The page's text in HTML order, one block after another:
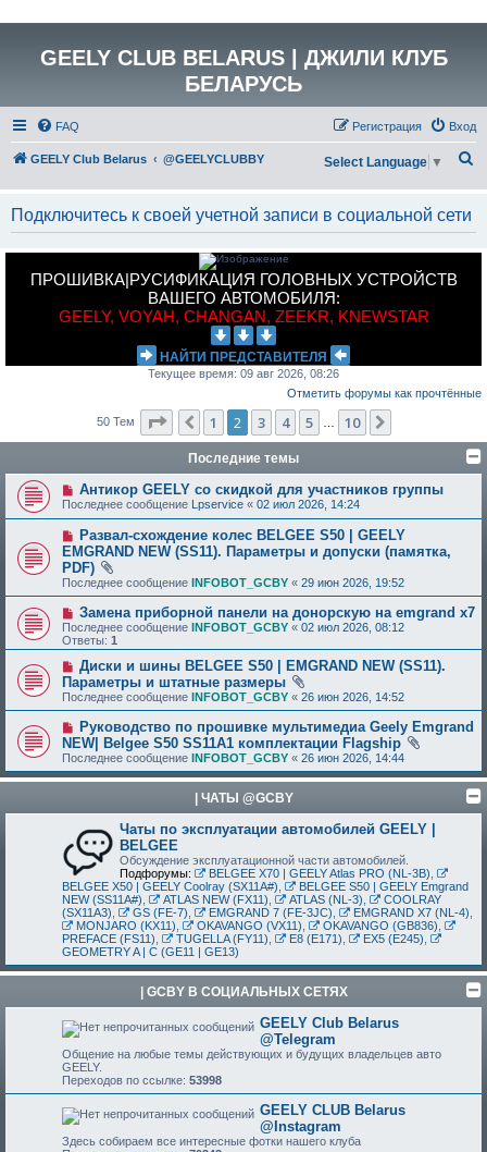
GEELY CLUB BELARUS | ДЖИЛИ КЛУБ
БЕЛАРУСЬ
FAQ Вход
Регистрация
GEELY Club Belarus @GEELYCLUBBY
с
Select Language ▼
Подключитесь к своей учетной записи в социальной сети
ПРОШИВКА|РУСИФИКАЦИЯ ГОЛОВНЫХ УСТРОЙСТВ
ВАШЕГО АВТОМОБИЛЯ:
GEELY, VOYAH, CHANGAN, ZEEKR, KNEWSTAR
НАЙТИ ПРЕДСТАВИТЕЛЯ
Текущее время: 09 авг 2026, 08:26
Отметить форумы как прочтённые
50 Тем Страница из 10
Пред.
1 2 3 4 5 10
Последние темы
Антикор GEELY со скидкой для участников группы
Последнее сообщение Lpservice « 02 июл 2026, 14:24
Развал-схождение колес BELGEE S50 | GEELY
EMGRAND NEW (SS11). Параметры и допуски (памятка,
PDF)
Последнее сообщение INFOBOT_GCBY « 29 июн 2026, 19:52
Замена приборной панели на донорскую на emgrand x7
Последнее сообщение INFOBOT_GCBY « 02 июл 2026, 08:12
Ответы: 1
Диски и шины BELGEE S50 | EMGRAND NEW (SS11).
Параметры и штатные размеры
Последнее сообщение INFOBOT_GCBY « 26 июн 2026, 14:52
Руководство по прошивке мультимедиа Geely Emgrand
NEW| Belgee S50 SS11A1 комплектации Flagship
Последнее сообщение INFOBOT_GCBY « 26 июн 2026, 14:44
| ЧАТЫ @GCBY
Чаты по эксплуатации автомобилей GEELY |
BELGEE
Обсуждение эксплуатационной части автомобилей.
Подфорумы:
BELGEE X70 | GEELY Atlas PRO (NL-3B)
BELGEE X50 | GEELY Coolray (SX11A#)
BELGEE S50 | GEELY Emgrand
NEW (SS11A#)
ATLAS NEW (FX11) ATLAS (NL-3)
COOLRAY
(SX11A3)
GS (FE-7) EMGRAND 7 (FE-3JC) EMGRAND X7 (NL-4)
MONJARO (KX11)
OKAVANGO (VX11) OKAVANGO (GB836)
PREFACE (FS11)
TUGELLA (FY11) E8 (E171) EX5 (E245)
GEOMETRY A | C (GE11 | GE13)
| GCBY В СОЦИАЛЬНЫХ СЕТЯХ
GEELY Club Belarus
@Telegram
Общение на любые темы действующих и будущих владельцев авто
GEELY.
Переходов по ссылке: 53998
GEELY CLUB Belarus
@Instagram
Здесь собираем все интересные фотки нашего клуба